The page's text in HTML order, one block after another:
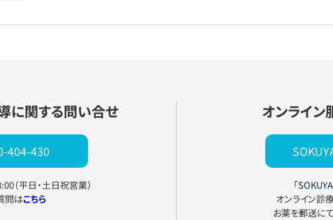
に関する問い合せ
404-430
（平日・土日祝営業）
問はこちら
オンライ
「
オンライン診
お薬を郵送に